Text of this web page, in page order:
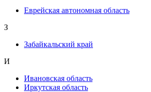
Еврейская автономная область
З
Забайкальский край
И
Ивановская область
Иркутская область